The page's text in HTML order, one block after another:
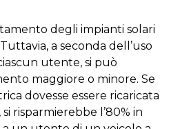
degli impianti solari
a seconda dell’uso
utente, si può
maggiore o minore. Se
dovesse essere ricaricata
risparmierebbe l’80% in